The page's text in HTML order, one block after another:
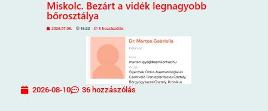
2026-08-10 36 hozzászólás